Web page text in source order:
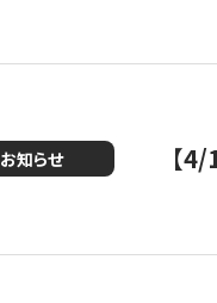
お知らせ 【